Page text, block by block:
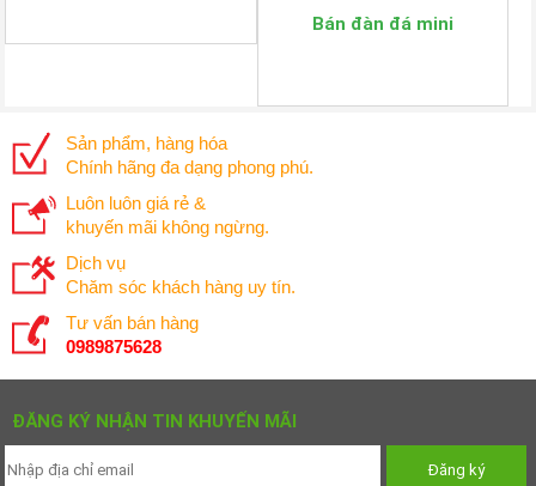
Bán đàn đá mini
Sản phẩm, hàng hóa
Chính hãng đa dạng phong phú.
Luôn luôn giá rẻ &
khuyến mãi không ngừng.
Dịch vụ
Chăm sóc khách hàng uy tín.
Tư vấn bán hàng
0989875628
ĐĂNG KÝ NHẬN TIN KHUYẾN MÃI